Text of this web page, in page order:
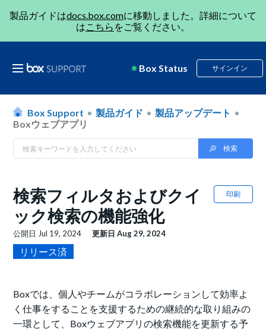
製品ガイドはdocs.box.comに移動しました。詳細について
はこちら をご覧ください。
Box Status サインイン
Box Support 製品ガイド
製品アップデート
Boxウェブアプリ
印刷
検索フィルタおよびクイ
ック検索の機能強化
公開日 Jul 19, 2024 更新日Aug 29, 2024
リリース済
Boxでは、個人やチームがコラボレーションして効率よ
く仕事をすることを支援するための継続的な取り組みの
一環として、Boxウェブアプリの検索機能を更新する予